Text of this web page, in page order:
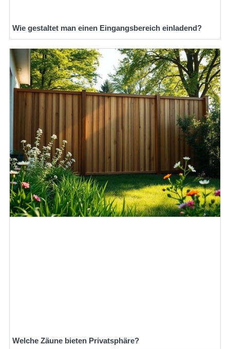
Wie gestaltet man einen Eingangsbereich einladend?
Welche Zäune bieten Privatsphäre?